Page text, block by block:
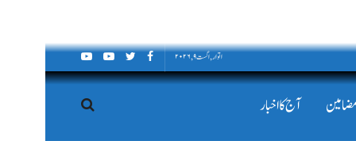
اتوار, اگست ۹, ۲۰۲۶
آج کا اخبار